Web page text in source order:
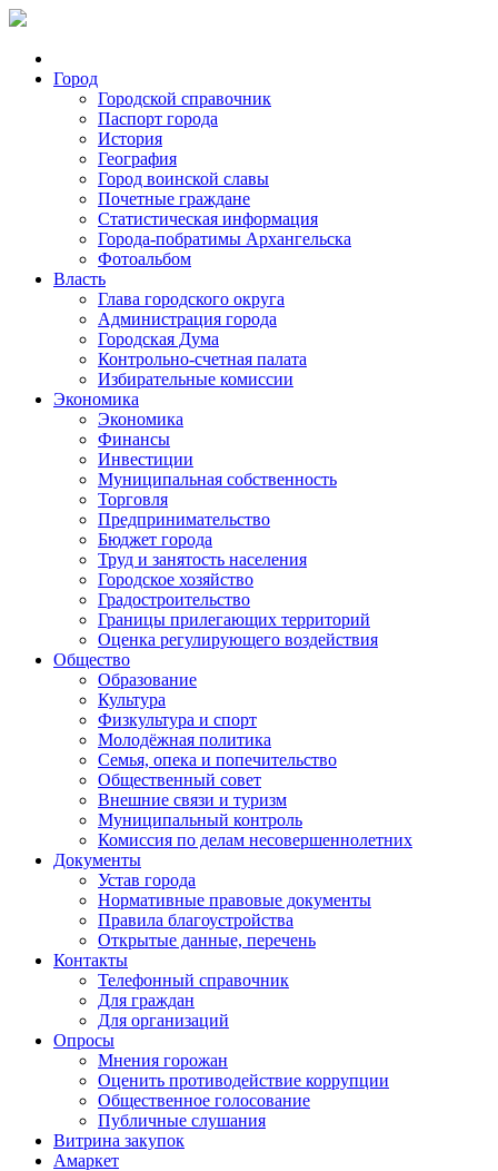
Город
Городской справочник
Паспорт города
История
География
Город воинской славы
Почетные граждане
Статистическая информация
Города-побратимы Архангельска
Фотоальбом
Власть
Глава городского округа
Администрация города
Городская Дума
Контрольно-счетная палата
Избирательные комиссии
Экономика
Экономика
Финансы
Инвестиции
Муниципальная собственность
Торговля
Предпринимательство
Бюджет города
Труд и занятость населения
Городское хозяйство
Градостроительство
Границы прилегающих территорий
Оценка регулирующего воздействия
Общество
Образование
Культура
Физкультура и спорт
Молодёжная политика
Семья, опека и попечительство
Общественный совет
Внешние связи и туризм
Муниципальный контроль
Комиссия по делам несовершеннолетних
Документы
Устав города
Нормативные правовые документы
Правила благоустройства
Открытые данные, перечень
Контакты
Телефонный справочник
Для граждан
Для организаций
Опросы
Мнения горожан
Оценить противодействие коррупции
Общественное голосование
Публичные слушания
Витрина закупок
Амаркет